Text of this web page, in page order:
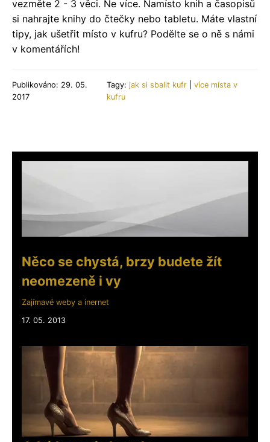
vezměte 2 - 3 věci. Ne více. Namísto knih a časopisů
si nahrajte knihy do čtečky nebo tabletu. Máte vlastní
tipy, jak ušetřit místo v kufru? Podělte se o ně s námi
v komentářích!
Publikováno: 29. 05.
2017
Tagy:jak si sbalit kufr |více místa v
kufru
Něco se chystá, brzy budete žít
neomezeně i vy
Zajímavé weby a inernet
17. 05. 2013